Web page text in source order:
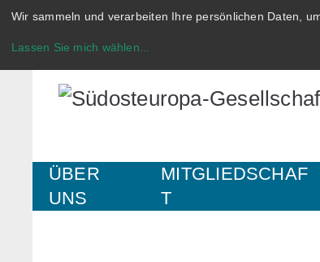
Wir sammeln und verarbeiten Ihre persönlichen Daten,
Lassen Sie mich wählen...
ÜBER
UNS
MITGLIEDSCHAF
T